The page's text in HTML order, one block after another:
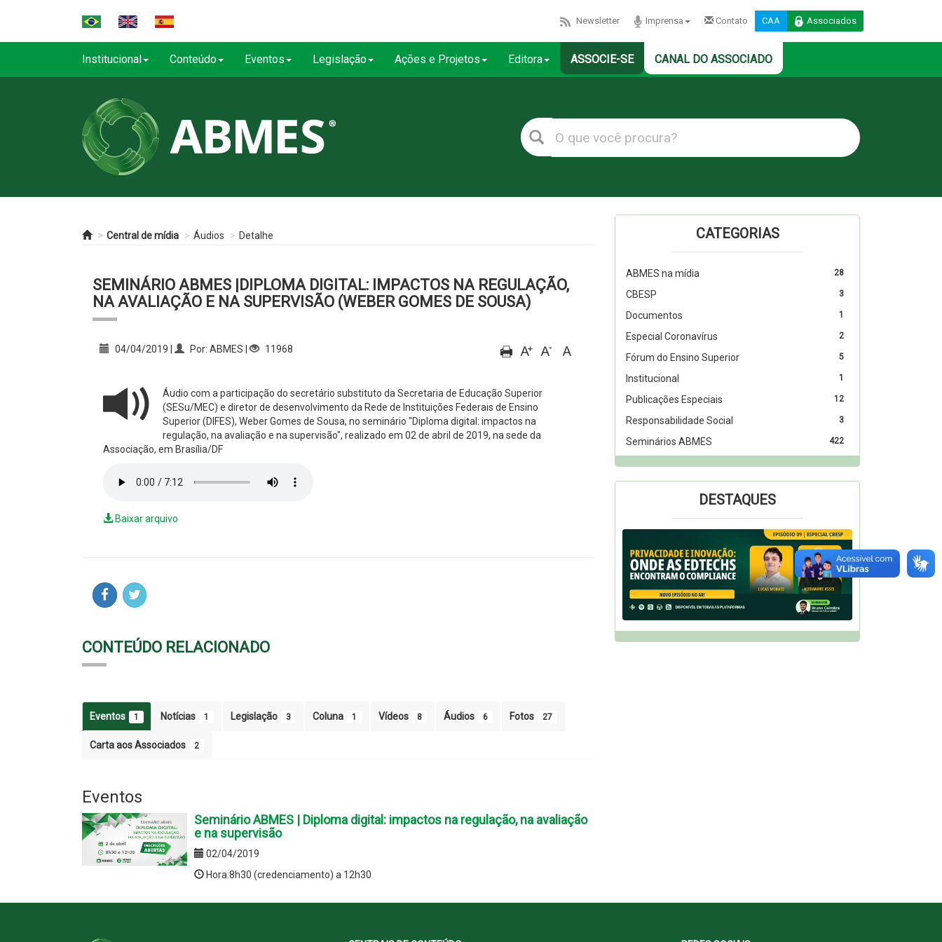
Newsletter Imprensa Contato CAA Associados
Institucional Conteúdo Eventos Legislação Ações e Projetos Editora ASSOCIE-SE CANAL DO ASSOCIADO
Central de mídia Áudios Detalhe
SEMINÁRIO ABMES |DIPLOMA DIGITAL: IMPACTOS NA REGULAÇÃO,
NA AVALIAÇÃO E NA SUPERVISÃO (WEBER GOMES DE SOUSA)
04/04/2019 | Por: ABMES | 11968
Áudio com a participação do secretário substituto da Secretaria de Educação Superior
(SESu/MEC) e diretor de desenvolvimento da Rede de Instituições Federais de Ensino
Superior (DIFES), Weber Gomes de Sousa, no seminário "Diploma digital: impactos na
regulação, na avaliação e na supervisão", realizado em 02 de abril de 2019, na sede da
Associação, em Brasília/DF
Baixar arquivo
CONTEÚDO RELACIONADO
Eventos 1 Notícias 1 Legislação 3 Coluna 1 Vídeos 8 Áudios 6 Fotos 27
Carta aos Associados 2
Eventos
Seminário ABMES | Diploma digital: impactos na regulação, na avaliação
e na supervisão
02/04/2019
Hora:8h30 (credenciamento) a 12h30
CATEGORIAS
28
ABMES na mídia
3
CBESP
1
Documentos
2
Especial Coronavírus
5
Fórum do Ensino Superior
1
Institucional
12
Publicações Especiais
3
Responsabilidade Social
422
Seminários ABMES
DESTAQUES